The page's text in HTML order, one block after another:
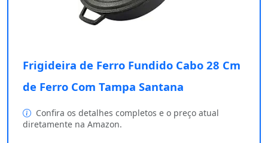
Frigideira de Ferro Fundido Cabo 28 Cm
de Ferro Com Tampa Santana
Confira os detalhes completos e o preço atual
diretamente na Amazon.